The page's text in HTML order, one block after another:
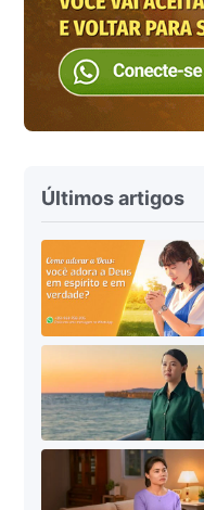
Últimos artigos